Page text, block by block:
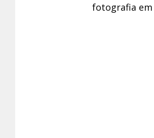
fotografia em